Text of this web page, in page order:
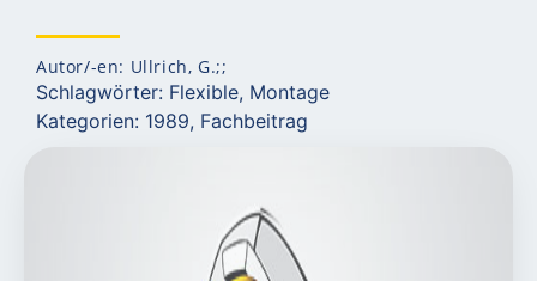
Autor/-en: Ullrich, G.;;
Schlagwörter: Flexible, Montage
Kategorien: 1989, Fachbeitrag